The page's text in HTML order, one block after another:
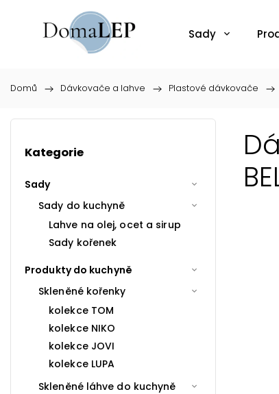
Sady
Domů / Dávkovače a lahve / Plastové dávkovače /
Kategorie
Sady
Sady do kuchyně
Lahve na olej, ocet a sirup
Sady kořenek
Produkty do kuchyně
Skleněné kořenky
kolekce TOM
kolekce NIKO
kolekce JOVI
kolekce LUPA
Skleněné láhve do kuchyně